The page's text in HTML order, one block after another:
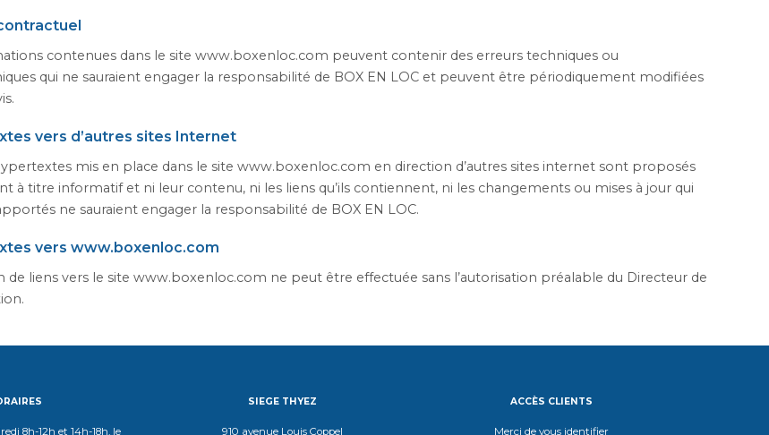
contenues dans le site www.boxenloc.com peuvent contenir des erreurs techniques ou
qui ne sauraient engager la responsabilité de BOX EN LOC et peuvent être périodiquement modifiées
vers d’autres sites Internet
mis en place dans le site www.boxenloc.com en direction d’autres sites internet sont proposés
à titre informatif et ni leur contenu, ni les liens qu’ils contiennent, ni les changements ou mises à jour qui
ne sauraient engager la responsabilité de BOX EN LOC.
vers www.boxenloc.com
de liens vers le site www.boxenloc.com ne peut être effectuée sans l’autorisation préalable du Directeur de
8h-12h et 14h-18h, le
SIEGE THYEZ
910 avenue Louis Coppel
ACCÈS CLIENTS
Merci de vous identifier